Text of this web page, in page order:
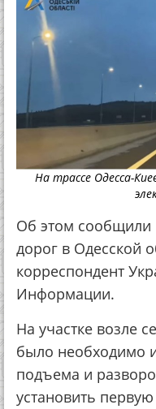
На трассе Одесса-
Об этом сообщили
дорог в Одесской
корреспондент
Информации.
На участке возле
было необходимо
подъема и
установить